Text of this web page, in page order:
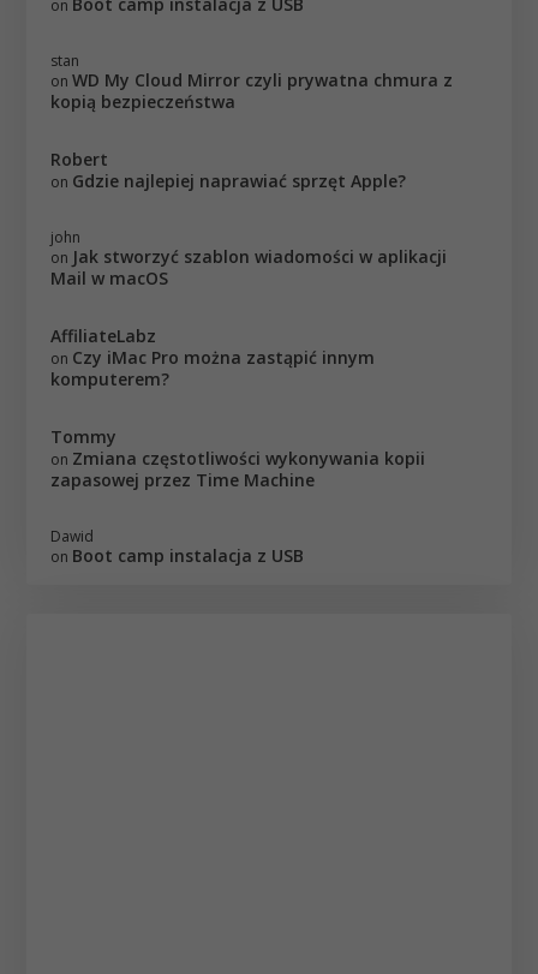
on Boot camp instalacja z USB
stan
onWD My Cloud Mirror czyli prywatna chmura z
kopią bezpieczeństwa
Robert
on Gdzie najlepiej naprawiać sprzęt Apple?
john
on Jak stworzyć szablon wiadomości w aplikacji
Mail w macOS
AffiliateLabz
on Czy iMac Pro można zastąpić innym
komputerem?
Tommy
on Zmiana częstotliwości wykonywania kopii
zapasowej przez Time Machine
Dawid
on Boot camp instalacja z USB